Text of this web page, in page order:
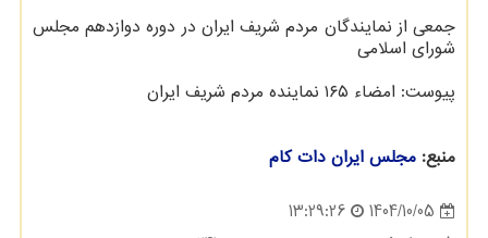
جمعی از نمایندگان مردم شریف ایران در دوره دوازدهم مجلس
شورای اسلامی
پیوست: امضاء ۱۶۵ نماینده مردم شریف ایران
منبع: مجلس ایران دات كام
1404/10/05
13:29:26